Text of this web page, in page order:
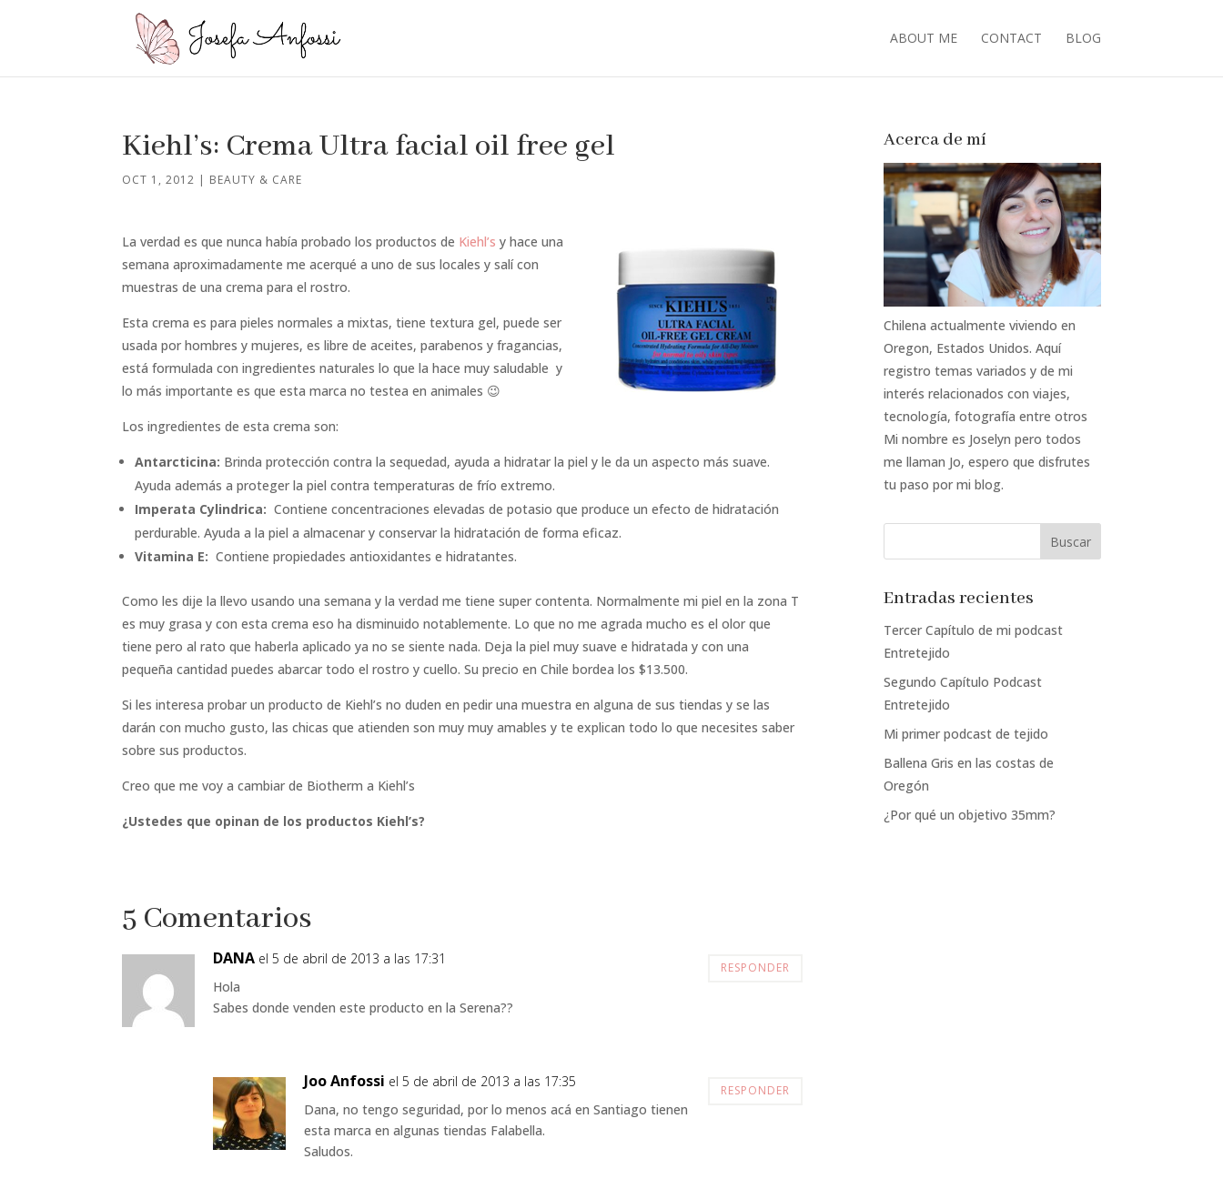
ABOUT ME CONTACT BLOG
Kiehl’s: Crema Ultra facial oil free gel
OCT 1, 2012 | BEAUTY & CARE
La verdad es que nunca había probado los productos de Kiehl’s y hace una
semana aproximadamente me acerqué a uno de sus locales y salí con
muestras de una crema para el rostro.
Esta crema es para pieles normales a mixtas, tiene textura gel, puede ser
usada por hombres y mujeres, es libre de aceites, parabenos y fragancias,
está formulada con ingredientes naturales lo que la hace muy saludable y
lo más importante es que esta marca no testea en animales 😉
Los ingredientes de esta crema son:
Antarcticina: Brinda protección contra la sequedad, ayuda a hidratar la piel y le da un aspecto más suave.
Ayuda además a proteger la piel contra temperaturas de frío extremo.
Imperata Cylindrica: Contiene concentraciones elevadas de potasio que produce un efecto de hidratación
perdurable. Ayuda a la piel a almacenar y conservar la hidratación de forma eficaz.
Vitamina E: Contiene propiedades antioxidantes e hidratantes.
Como les dije la llevo usando una semana y la verdad me tiene super contenta. Normalmente mi piel en la zona T
es muy grasa y con esta crema eso ha disminuido notablemente. Lo que no me agrada mucho es el olor que
tiene pero al rato que haberla aplicado ya no se siente nada. Deja la piel muy suave e hidratada y con una
pequeña cantidad puedes abarcar todo el rostro y cuello. Su precio en Chile bordea los $13.500.
Si les interesa probar un producto de Kiehl’s no duden en pedir una muestra en alguna de sus tiendas y se las
darán con mucho gusto, las chicas que atienden son muy muy amables y te explican todo lo que necesites saber
sobre sus productos.
Creo que me voy a cambiar de Biotherm a Kiehl’s
¿Ustedes que opinan de los productos Kiehl’s?
5 Comentarios
DANA el 5 de abril de 2013 a las 17:31
Hola
Sabes donde venden este producto en la Serena??
RESPONDER
Joo Anfossi el 5 de abril de 2013 a las 17:35
Dana, no tengo seguridad, por lo menos acá en Santiago tienen
esta marca en algunas tiendas Falabella.
Saludos.
RESPONDER
Acerca de mí
Chilena actualmente viviendo en
Oregon, Estados Unidos. Aquí
registro temas variados y de mi
interés relacionados con viajes,
tecnología, fotografía entre otros
Mi nombre es Joselyn pero todos
me llaman Jo, espero que disfrutes
tu paso por mi blog.
Entradas recientes
Tercer Capítulo de mi podcast
Entretejido
Segundo Capítulo Podcast
Entretejido
Mi primer podcast de tejido
Ballena Gris en las costas de
Oregón
¿Por qué un objetivo 35mm?